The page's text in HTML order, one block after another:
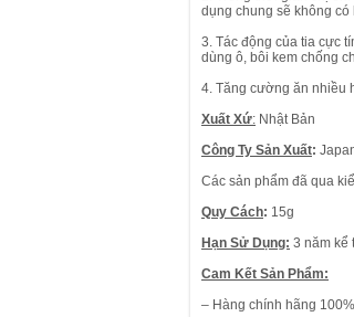
dụng chung sẽ không
3. Tác động của tia cực
dùng ô, bôi kem chống
4. Tăng cường ăn nhiều
Xuất Xứ: Nhật Bản
Công Ty Sản Xuất:
Các sản phẩm đã qua
Quy Cách: 15g
Hạn Sử Dụng: 3 năm kể
Cam Kết Sản Phẩm:
– Hàng chính hãng